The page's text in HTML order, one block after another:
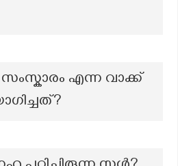
എന്ന വാക്ക്